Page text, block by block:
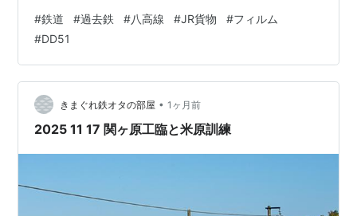
#鉄道 #過去鉄 #八高線 #JR貨物 #フィルム
#DD51
きまぐれ鉄オタの部屋 • 1ヶ月前
2025 11 17 関ヶ原工臨と米原訓練